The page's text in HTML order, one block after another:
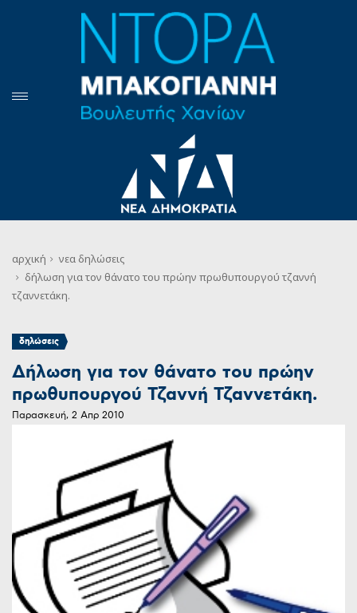
αρχική νεα δηλώσεις
δήλωση για τον θάνατο του πρώην πρωθυπουργού τζαννή
τζαννετάκη.
δηλώσεις
Δήλωση για τον θάνατο του πρώην
πρωθυπουργού Τζαννή Τζαννετάκη.
Παρασκευή, 2 Απρ 2010